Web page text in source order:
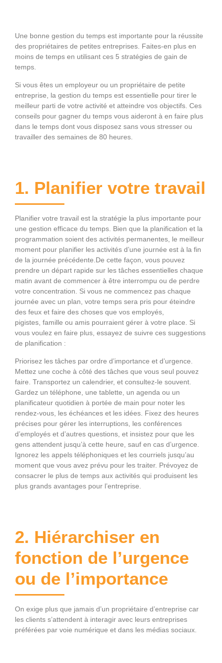
Une bonne gestion du temps est importante pour la réussite
des propriétaires de petites entreprises. Faites-en plus en
moins de temps en utilisant ces 5 stratégies de gain de
temps.
Si vous êtes un employeur ou un propriétaire de petite
entreprise, la gestion du temps est essentielle pour tirer le
meilleur parti de votre activité et atteindre vos objectifs. Ces
conseils pour gagner du temps vous aideront à en faire plus
dans le temps dont vous disposez sans vous stresser ou
travailler des semaines de 80 heures.
1. Planifier votre travail
Planifier votre travail est la stratégie la plus importante pour
une gestion efficace du temps. Bien que la planification et la
programmation soient des activités permanentes, le meilleur
moment pour planifier les activités d’une journée est à la fin
de la journée précédente.De cette façon, vous pouvez
prendre un départ rapide sur les tâches essentielles chaque
matin avant de commencer à être interrompu ou de perdre
votre concentration. Si vous ne commencez pas chaque
journée avec un plan, votre temps sera pris pour éteindre
des feux et faire des choses que vos employés,
pigistes, famille ou amis pourraient gérer à votre place. Si
vous voulez en faire plus, essayez de suivre ces suggestions
de planification :
Priorisez les tâches par ordre d’importance et d’urgence.
Mettez une coche à côté des tâches que vous seul pouvez
faire. Transportez un calendrier, et consultez-le souvent.
Gardez un téléphone, une tablette, un agenda ou un
planificateur quotidien à portée de main pour noter les
rendez-vous, les échéances et les idées. Fixez des heures
précises pour gérer les interruptions, les conférences
d’employés et d’autres questions, et insistez pour que les
gens attendent jusqu’à cette heure, sauf en cas d’urgence.
Ignorez les appels téléphoniques et les courriels jusqu’au
moment que vous avez prévu pour les traiter. Prévoyez de
consacrer le plus de temps aux activités qui produisent les
plus grands avantages pour l’entreprise.
2. Hiérarchiser en
fonction de l’urgence
ou de l’importance
On exige plus que jamais d’un propriétaire d’entreprise car
les clients s’attendent à interagir avec leurs entreprises
préférées par voie numérique et dans les médias sociaux.